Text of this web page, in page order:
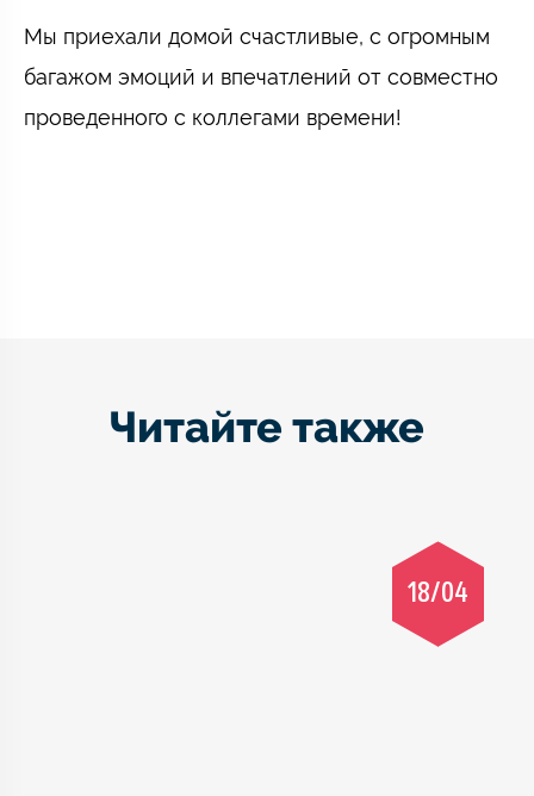
Мы приехали домой счастливые, с огромным
багажом эмоций и впечатлений от совместно
проведенного с коллегами времени!
Читайте также
18/04